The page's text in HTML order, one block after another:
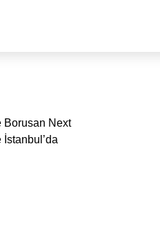
Borusan Next